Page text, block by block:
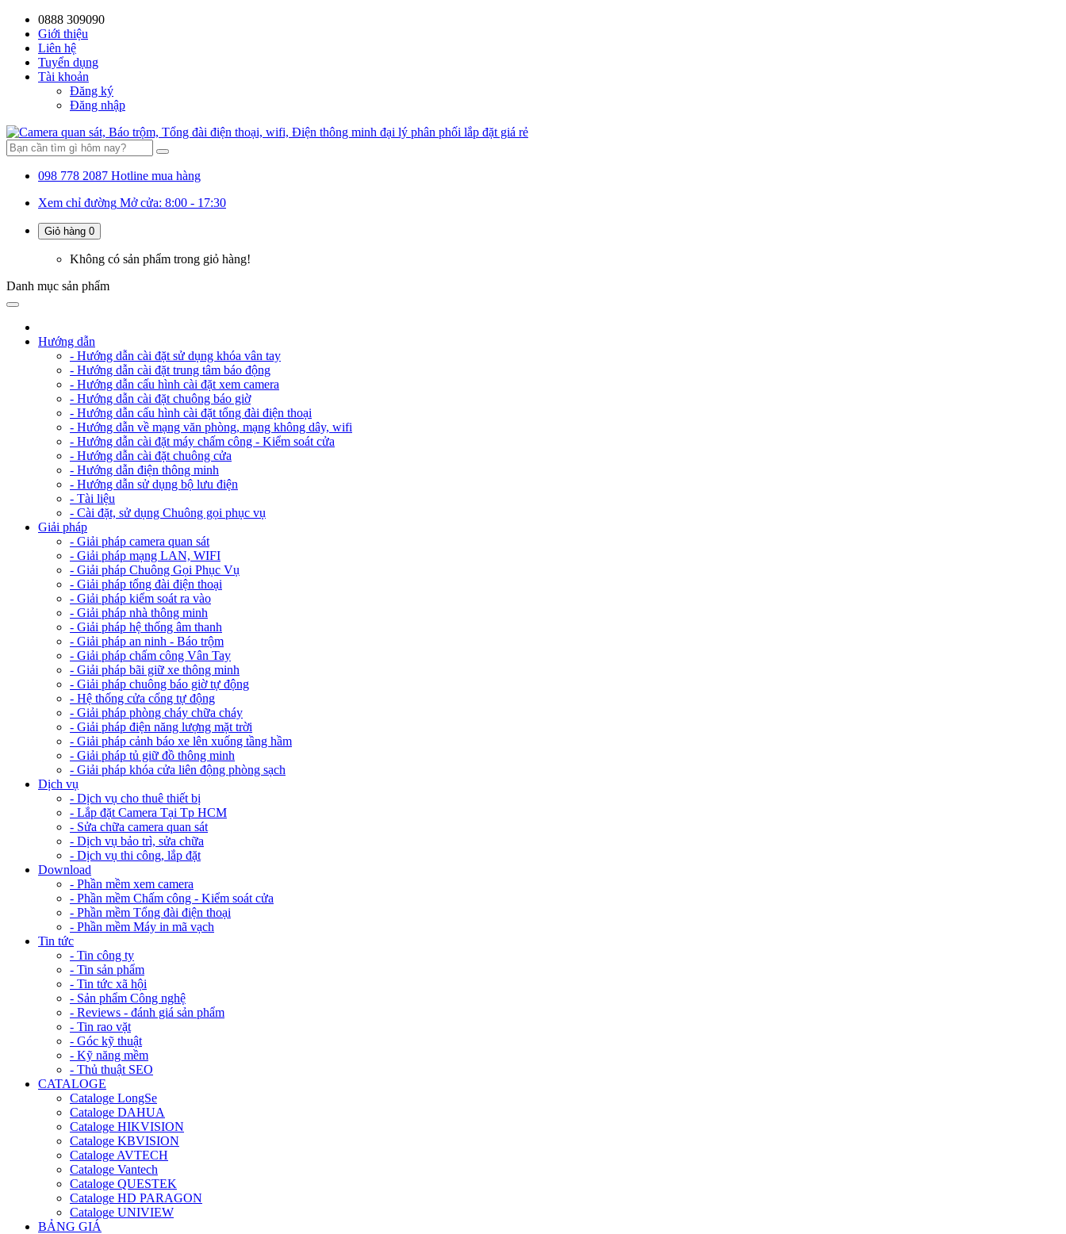
0888 309090
Giới thiệu
Liên hệ
Tuyển dụng
Tài khoản
Đăng ký
Đăng nhập
098 778 2087 Hotline mua hàng
Xem chỉ đường Mở cửa: 8:00 - 17:30
Giỏ hàng 0
Không có sản phẩm trong giỏ hàng!
Danh mục sản phẩm
Hướng dẫn
- Hướng dẫn cài đặt sử dụng khóa vân tay
- Hướng dẫn cài đặt trung tâm báo động
- Hướng dẫn cấu hình cài đặt xem camera
- Hướng dẫn cài đặt chuông báo giờ
- Hướng dẫn cấu hình cài đặt tổng đài điện thoại
- Hướng dẫn về mạng văn phòng, mạng không dây, wifi
- Hướng dẫn cài đặt máy chấm công - Kiểm soát cửa
- Hướng dẫn cài đặt chuông cửa
- Hướng dẫn điện thông minh
- Hướng dẫn sử dụng bộ lưu điện
- Tài liệu
- Cài đặt, sử dụng Chuông gọi phục vụ
Giải pháp
- Giải pháp camera quan sát
- Giải pháp mạng LAN, WIFI
- Giải pháp Chuông Gọi Phục Vụ
- Giải pháp tổng đài điện thoại
- Giải pháp kiểm soát ra vào
- Giải pháp nhà thông minh
- Giải pháp hệ thống âm thanh
- Giải pháp an ninh - Báo trộm
- Giải pháp chấm công Vân Tay
- Giải pháp bãi giữ xe thông minh
- Giải pháp chuông báo giờ tự động
- Hệ thống cửa cổng tự động
- Giải pháp phòng cháy chữa cháy
- Giải pháp điện năng lượng mặt trời
- Giải pháp cảnh báo xe lên xuống tầng hầm
- Giải pháp tủ giữ đồ thông minh
- Giải pháp khóa cửa liên động phòng sạch
Dịch vụ
- Dịch vụ cho thuê thiết bị
- Lắp đặt Camera Tại Tp HCM
- Sửa chữa camera quan sát
- Dịch vụ bảo trì, sửa chữa
- Dịch vụ thi công, lắp đặt
Download
- Phần mềm xem camera
- Phần mềm Chấm công - Kiểm soát cửa
- Phần mềm Tổng đài điện thoại
- Phần mềm Máy in mã vạch
Tin tức
- Tin công ty
- Tin sản phẩm
- Tin tức xã hội
- Sản phẩm Công nghệ
- Reviews - đánh giá sản phẩm
- Tin rao vặt
- Góc kỹ thuật
- Kỹ năng mềm
- Thủ thuật SEO
CATALOGE
Cataloge LongSe
Cataloge DAHUA
Cataloge HIKVISION
Cataloge KBVISION
Cataloge AVTECH
Cataloge Vantech
Cataloge QUESTEK
Cataloge HD PARAGON
Cataloge UNIVIEW
BẢNG GIÁ